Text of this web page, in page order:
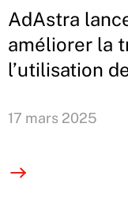
AdAstra
améliorer la
l’utilisation
17 mars 2025